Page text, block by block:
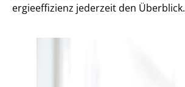
er­gie­ef­fi­zi­enz jederzeit den Überblick.